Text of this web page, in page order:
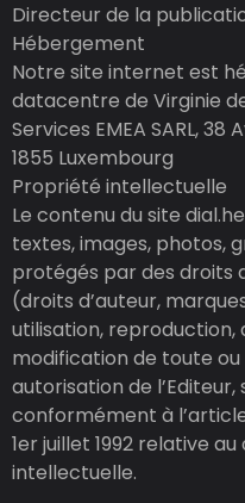
Directeur de la
Hébergement
Notre site internet est
datacentre de Virginie
Services EMEA SARL, 38
1855 Luxembourg
Propriété intellectuelle
Le contenu du site
textes, images, photos,
protégés par des droits
(droits d’auteur,
utilisation, reproduction,
modification de toute ou
autorisation de
conformément à
1er juillet 1992 relative
intellectuelle.